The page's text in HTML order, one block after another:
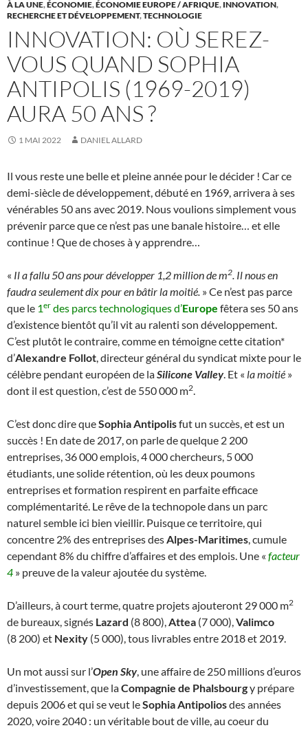
À LA UNE,ÉCONOMIE,ÉCONOMIE EUROPE / AFRIQUE, INNOVATION,
RECHERCHE ET DÉVELOPPEMENT,TECHNOLOGIE
INNOVATION: OÙ SEREZ-
VOUS QUAND SOPHIA
ANTIPOLIS (1969-2019)
AURA 50 ANS ?
1 MAI 2022 DANIEL ALLARD
Il vous reste une belle et pleine année pour le décider ! Car ce
demi-siècle de développement, débuté en 1969, arrivera à ses
vénérables 50 ans avec 2019. Nous voulions simplement vous
prévenir parce que ce n’est pas une banale histoire… et elle
continue ! Que de choses à y apprendre…
« Il a fallu 50 ans pour développer 1,2 million de m2. Il nous en
faudra seulement dix pour en bâtir la moitié. » Ce n’est pas parce
que le 1er des parcs technologiques d’Europe fêtera ses 50 ans
d’existence bientôt qu’il vit au ralenti son développement.
C’est plutôt le contraire, comme en témoigne cette citation*
d’Alexandre Follot, directeur général du syndicat mixte pour le
célèbre pendant européen de laSilicone Valley. Et « la moitié »
dont il est question, c’est de 550 000 m2.
C’est donc dire queSophia Antipolisfut un succès, et est un
succès ! En date de 2017, on parle de quelque 2 200
entreprises, 36 000 emplois, 4 000 chercheurs, 5 000
étudiants, une solide rétention, où les deux poumons
entreprises et formation respirent en parfaite efficace
complémentarité. Le rêve de la technopole dans un parc
naturel semble ici bien vieillir. Puisque ce territoire, qui
concentre 2% des entreprises desAlpes-Maritimes, cumule
cependant 8% du chiffre d’affaires et des emplois. Une « facteur
4 » preuve de la valeur ajoutée du système.
D’ailleurs, à court terme, quatre projets ajouteront 29 000 m2
de bureaux, signés Lazard (8 800),Attea (7 000),Valimco
(8 200) et Nexity (5 000), tous livrables entre 2018 et 2019.
Un mot aussi sur l’Open Sky, une affaire de 250 millions d’euros
d’investissement, que laCompagnie de Phalsbourgy prépare
depuis 2006 et qui se veut leSophia Antipoliosdes années
2020, voire 2040 : un véritable bout de ville, au coeur du